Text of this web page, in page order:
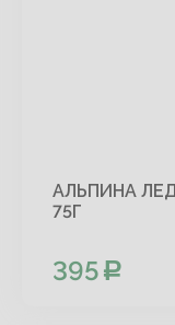
АЛЬПИНА
75Г
395